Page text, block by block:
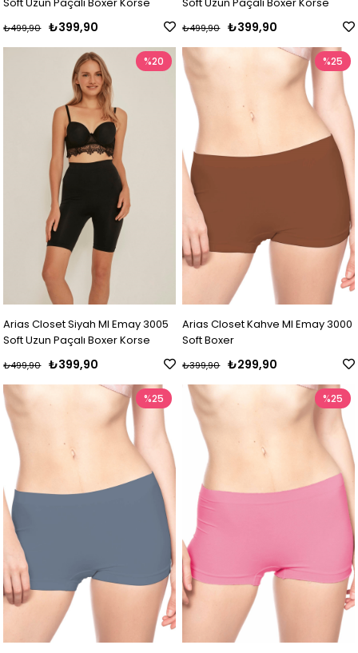
₺399,90
₺499,90 ₺399,90
₺499,90
Arias Closet Siyah MI Emay 3005
Soft Uzun Paçalı Boxer Korse
₺399,90
₺499,90
%20
Arias Closet Kahve MI Emay 3000
Soft Boxer
₺299,90
₺399,90
%25
%25 %25